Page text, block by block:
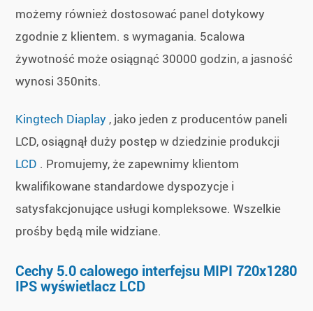
możemy również dostosować panel dotykowy
zgodnie z klientem. s wymagania. 5calowa
żywotność może osiągnąć 30000 godzin, a jasność
wynosi 350nits.
Kingtech Diaplay , jako jeden z producentów paneli
LCD, osiągnął duży postęp w dziedzinie produkcji
LCD . Promujemy, że zapewnimy klientom
kwalifikowane standardowe dyspozycje i
satysfakcjonujące usługi kompleksowe. Wszelkie
prośby będą mile widziane.
Cechy 5.0 calowego interfejsu MIPI 720x1280
IPS wyświetlacz LCD